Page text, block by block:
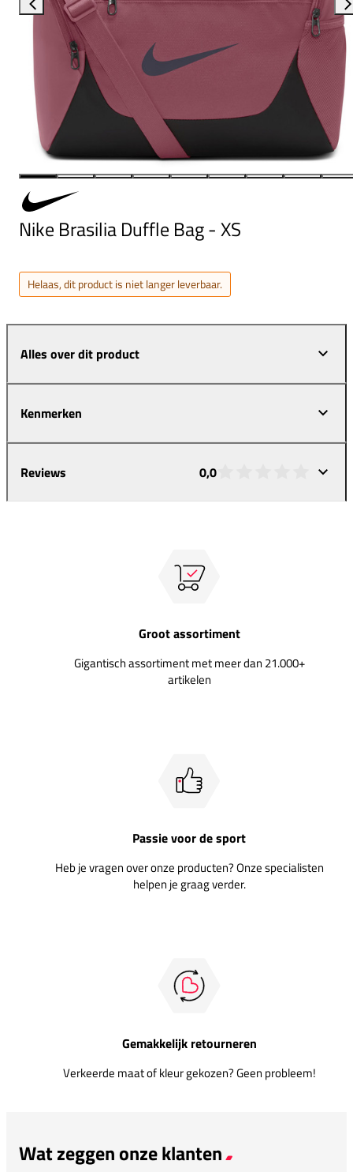
Nike Brasilia Duffle Bag - XS
Helaas, dit product is niet langer leverbaar.
Alles over dit product
Kenmerken
Reviews 0,0
Groot assortiment
Gigantisch assortiment met meer dan 21.000+
artikelen
Passie voor de sport
Heb je vragen over onze producten? Onze specialisten
helpen je graag verder.
Gemakkelijk retourneren
Verkeerde maat of kleur gekozen? Geen probleem!
Wat zeggen onze klanten